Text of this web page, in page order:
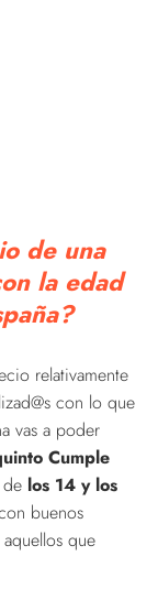
de una
la edad
relativamente
con lo que
vas a poder
Cumple
los 14 y los
buenos
que